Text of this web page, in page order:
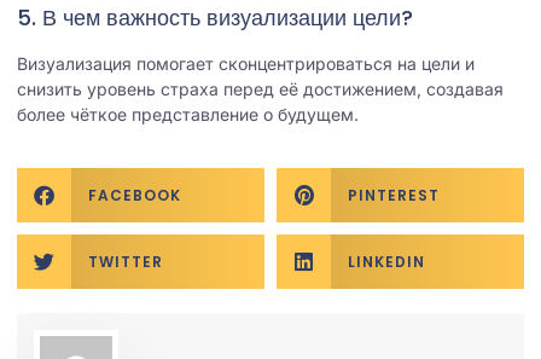
5. В чем важность визуализации цели?
Визуализация помогает сконцентрироваться на цели и
снизить уровень страха перед её достижением, создавая
более чёткое представление о будущем.
FACEBOOK PINTEREST
TWITTER LINKEDIN